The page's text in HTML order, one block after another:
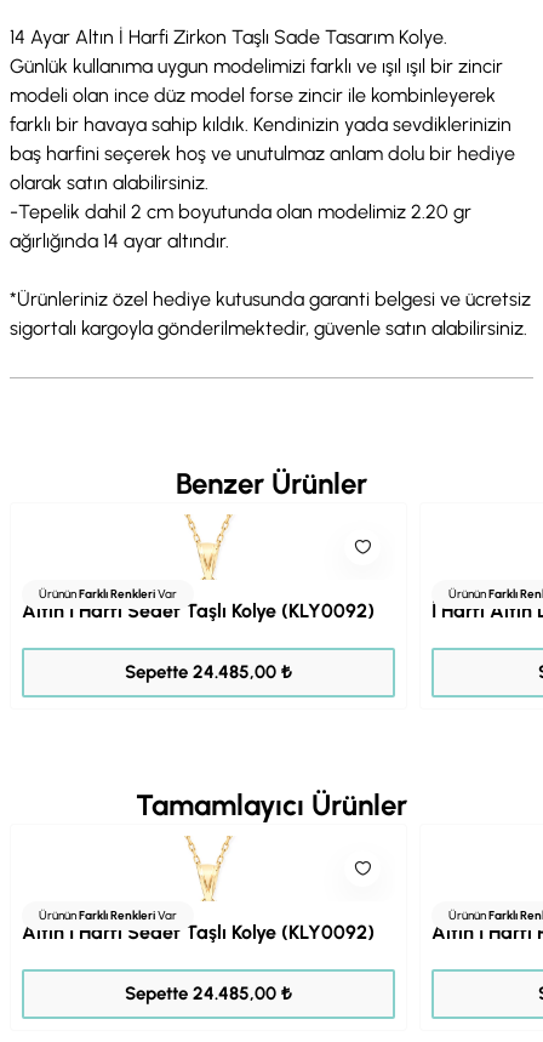
14 Ayar Altın İ Harfi Zirkon Taşlı Sade Tasarım Kolye.
Günlük kullanıma uygun modelimizi farklı ve ışıl ışıl bir zincir
modeli olan ince düz model forse zincir ile kombinleyerek
farklı bir havaya sahip kıldık. Kendinizin yada sevdiklerinizin
baş harfini seçerek hoş ve unutulmaz anlam dolu bir hediye
olarak satın alabilirsiniz.
-Tepelik dahil 2 cm boyutunda olan modelimiz 2.20 gr
ağırlığında 14 ayar altındır.
*Ürünleriniz özel hediye kutusunda garanti belgesi ve ücretsiz
sigortalı kargoyla gönderilmektedir, güvenle satın alabilirsiniz.
Benzer Ürünler
ÜrününFarklı RenkleriVar
Altın İ Harfi Sedef Taşlı Kolye (KLY0092)
Sepette 24.485,00 ₺
ÜrününFarklı
İ Harfi Altın
Tamamlayıcı Ürünler
ÜrününFarklı RenkleriVar
Altın İ Harfi Sedef Taşlı Kolye (KLY0092)
Sepette 24.485,00 ₺
ÜrününFarklı
Altın İ Harfi